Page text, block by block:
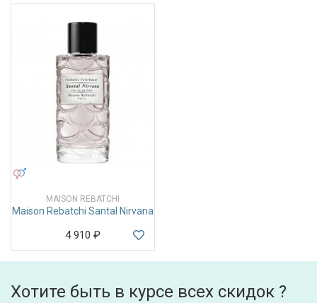
MAISON REBATCHI
Maison Rebatchi Santal Nirvana
4 910 ₽
Хотите быть в курсе всех скидок ?